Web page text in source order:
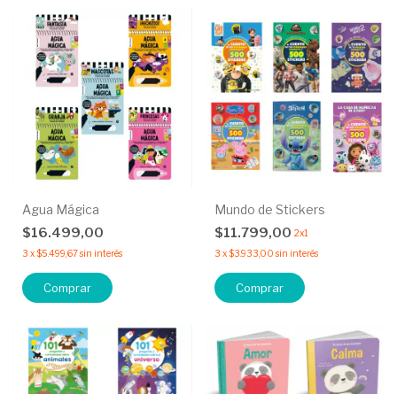
Agua Mágica
$16.499,00
3 x$5.499,67sin interés
Comprar
Mundo de Stickers
$11.799,00 2x1
3 x$3.933,00 sin interés
Comprar